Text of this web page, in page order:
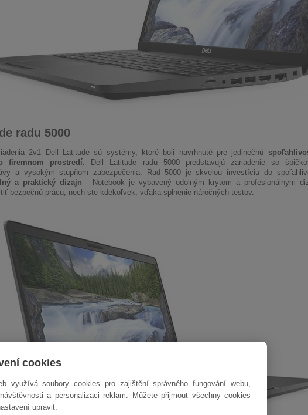
cookies
využívá soubory cookies pro zajištění správného fungování webu,
a personalizaci reklam. Můžete přijmout všechny cookies
upravit.
radu 5000
2v1 Dell Latitude sú systémy, ktoré boli navrhnuté pre jedinečnú
firemnom prostredí. Dell Latitude radu 5000 predstavujú zariadenie so
a vysokým stupňom zabezpečenia. Rad 5000 je skvelou investíciu do
a praktický dizajn - Notebook je vybavený odolným krytom a profesionálnym
bezpečnú prácu, nech ste kdekoľvek, vďaka splnenie náročných testov.